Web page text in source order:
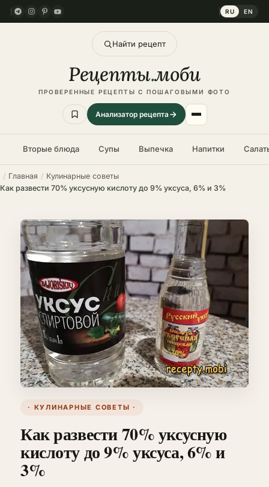
RU EN
Найти рецепт
Рецепты.моби
ПРОВЕРЕННЫЕ РЕЦЕПТЫ С ПОШАГОВЫМИ ФОТО
Анализатор рецепта
Вторые блюда Супы Выпечка Напитки
Главная
Кулинарные советы
Как развести 70% уксусную кислоту до 9% уксуса, 6% и 3%
· КУЛИНАРНЫЕ СОВЕТЫ ·
Как развести 70% уксусную
кислоту до 9% уксуса, 6% и
3%